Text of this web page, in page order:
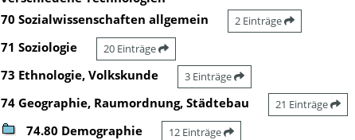
70 Sozialwissenschaften allgemein 2 Einträge
71 Soziologie 20 Einträge
73 Ethnologie, Volkskunde 3 Einträge
74 Geographie, Raumordnung, Städtebau 21 Einträge
74.80 Demographie 12 Einträge